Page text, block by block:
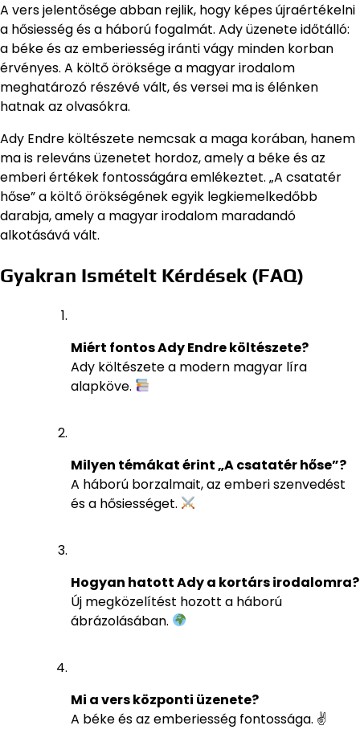
A vers jelentősége abban rejlik, hogy képes újraértékelni
a hősiesség és a háború fogalmát. Ady üzenete időtálló:
a béke és az emberiesség iránti vágy minden korban
érvényes. A költő öröksége a magyar irodalom
meghatározó részévé vált, és versei ma is élénken
hatnak az olvasókra.
Ady Endre költészete nemcsak a maga korában, hanem
ma is releváns üzenetet hordoz, amely a béke és az
emberi értékek fontosságára emlékeztet. „A csatatér
hőse” a költő örökségének egyik legkiemelkedőbb
darabja, amely a magyar irodalom maradandó
alkotásává vált.
Gyakran Ismételt Kérdések (FAQ)
Miért fontos Ady Endre költészete?
Ady költészete a modern magyar líra
alapköve.
Milyen témákat érint „A csatatér hőse”?
A háború borzalmait, az emberi szenvedést
és a hősiességet.
Hogyan hatott Ady a kortárs irodalomra?
Új megközelítést hozott a háború
ábrázolásában.
Mi a vers központi üzenete?
A béke és az emberiesség fontossága. ✌️